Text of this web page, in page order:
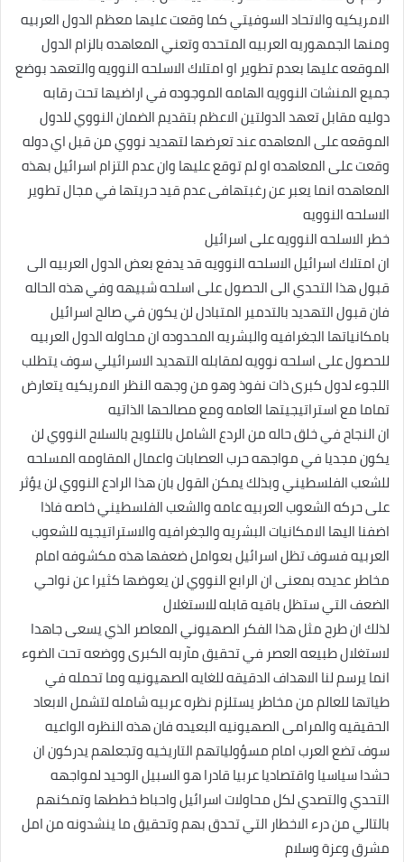
الامريكيه والاتحاد السوفيتي كما وقعت عليها معظم الدول العربيه
ومنها الجمهوريه العربيه المتحده وتعني المعاهده بالزام الدول
الموقعه عليها بعدم تطوير او امتلاك الاسلحه النوويه والتعهد بوضع
جميع المنشات النوويه الهامه الموجوده في اراضيها تحت رقابه
دوليه مقابل تعهد الدولتين الاعظم بتقديم الضمان النووي للدول
الموقعه على المعاهده عند تعرضها لتهديد نووي من قبل اي دوله
وقعت على المعاهده او لم توقع عليها وان عدم التزام اسرائيل بهذه
المعاهده انما يعبر عن رغبتهافى عدم قيد حريتها في مجال تطوير
الاسلحه النوويه
خطر الاسلحه النوويه على اسرائيل
ان امتلاك اسرائيل الاسلحه النوويه قد يدفع بعض الدول العربيه الى
قبول هذا التحدي الى الحصول على اسلحه شبيهه وفي هذه الحاله
فان قبول التهديد بالتدمير المتبادل لن يكون في صالح اسرائيل
بامكانياتها الجغرافيه والبشريه المحدوده ان محاوله الدول العربيه
للحصول على اسلحه نوويه لمقابله التهديد الاسرائيلي سوف يتطلب
اللجوء لدول كبرى ذات نفوذ وهو من وجهه النظر الامريكيه يتعارض
تماما مع استراتيجيتها العامه ومع مصالحها الذاتيه
ان النجاح في خلق حاله من الردع الشامل بالتلويح بالسلاح النووي لن
يكون مجديا في مواجهه حرب العصابات واعمال المقاومه المسلحه
للشعب الفلسطيني وبذلك يمكن القول بان هذا الرادع النووي لن يؤثر
على حركه الشعوب العربيه عامه والشعب الفلسطيني خاصه فاذا
اضفنا اليها الامكانيات البشريه والجغرافيه والاستراتيجيه للشعوب
العربيه فسوف تظل اسرائيل بعوامل ضعفها هذه مكشوفه امام
مخاطر عديده بمعنى ان الرابع النووي لن يعوضها كثيرا عن نواحي
الضعف التي ستظل باقيه قابله للاستغلال
لذلك ان طرح مثل هذا الفكر الصهيوني المعاصر الذي يسعى جاهدا
لاستغلال طبيعه العصر في تحقيق مآربه الكبرى ووضعه تحت الضوء
انما يرسم لنا الاهداف الدقيقه للغايه الصهيونيه وما تحمله في
طياتها للعالم من مخاطر يستلزم نظره عربيه شامله لتشمل الابعاد
الحقيقيه والمرامى الصهيونيه البعيده فان هذه النظره الواعيه
سوف تضع العرب امام مسؤولياتهم التاريخيه وتجعلهم يدركون ان
حشدا سياسيا واقتصاديا عربيا قادرا هو السبيل الوحيد لمواجهه
التحدي والتصدي لكل محاولات اسرائيل واحباط خططها وتمكنهم
بالتالي من درء الاخطار التي تحدق بهم وتحقيق ما ينشدونه من امل
مشرق وعزة وسلام